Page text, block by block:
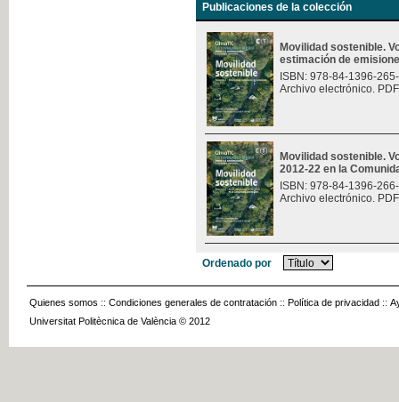
Publicaciones de la colección
Movilidad sostenible.
estimación de
ISBN: 978-84-1396-
Archivo electrónico.
Movilidad sostenible.
2012-22 en la
ISBN: 978-84-1396-
Archivo electrónico.
Ordenado por
Quienes somos :: Condiciones generales de contratación :: Política de privacidad ::
Universitat Politècnica de València © 2012